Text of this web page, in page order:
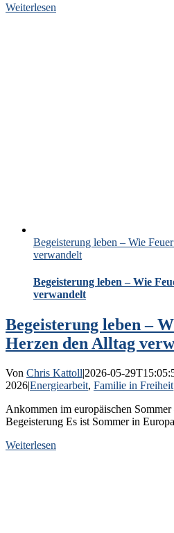
Weiterlesen
Begeisterung leben – Wie
verwandelt
Begeisterung leben – Wie
verwandelt
Begeisterung leben –
Herzen den Alltag
Von Chris Kattoll|2026-05-
2026|Energiearbeit, Familie in Freiheit
Ankommen im europäischen
Begeisterung Es ist Sommer in
Weiterlesen